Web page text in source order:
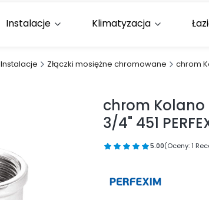
Instalacje Klimatyzacja
Instalacje Złączki mosiężne chromowane chrom
chrom
3/4" 451
5.00(Oceny: 1